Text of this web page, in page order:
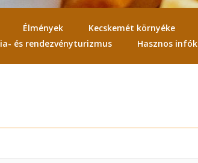
Élmények Kecskemét környéke
és rendezvényturizmus Hasznos infók